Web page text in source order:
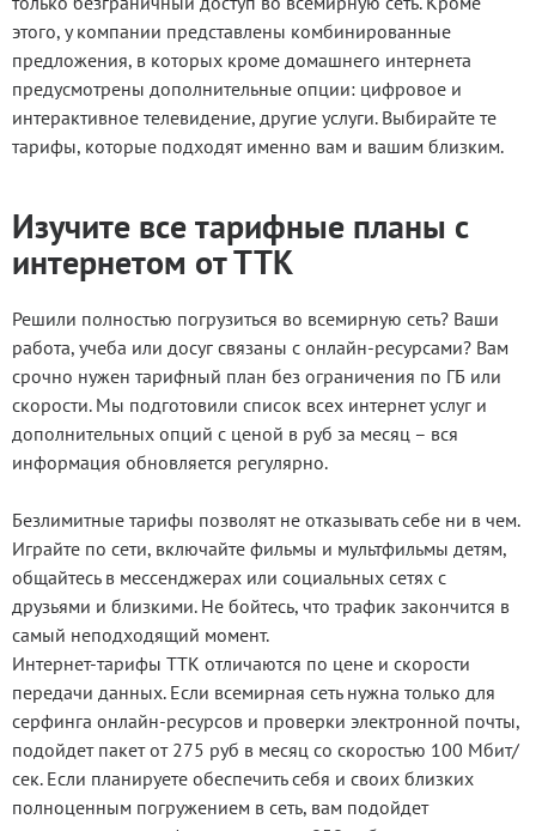
этого, у компании представлены комбинированные
предложения, в которых кроме домашнего интернета
предусмотрены дополнительные опции: цифровое и
интерактивное телевидение, другие услуги. Выбирайте те
тарифы, которые подходят именно вам и вашим близким.
Изучите все тарифные планы с
интернетом от ТТК
Решили полностью погрузиться во всемирную сеть? Ваши
работа, учеба или досуг связаны с онлайн-ресурсами? Вам
срочно нужен тарифный план без ограничения по ГБ или
скорости. Мы подготовили список всех интернет услуг и
дополнительных опций с ценой в руб за месяц – вся
информация обновляется регулярно.
Безлимитные тарифы позволят не отказывать себе ни в чем.
Играйте по сети, включайте фильмы и мультфильмы детям,
общайтесь в мессенджерах или социальных сетях с
друзьями и близкими. Не бойтесь, что трафик закончится в
самый неподходящий момент.
Интернет-тарифы ТТК отличаются по цене и скорости
передачи данных. Если всемирная сеть нужна только для
серфинга онлайн-ресурсов и проверки электронной почты,
подойдет пакет от 275 руб в месяц со скоростью 100 Мбит/
сек. Если планируете обеспечить себя и своих близких
полноценным погружением в сеть, вам подойдет